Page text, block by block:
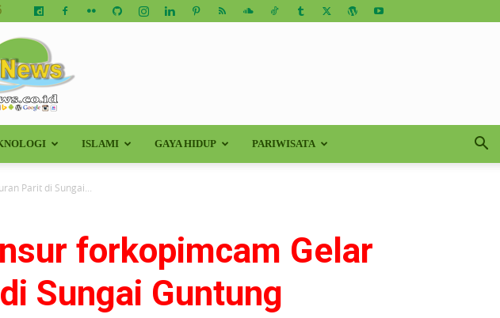
ISLAMI GAYA HIDUP PARIWISATA
Parit di Sungai...
forkopimcam Gelar
Sungai Guntung